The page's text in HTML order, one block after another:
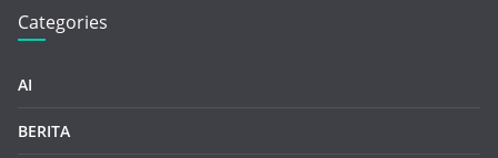
Categories
AI
BERITA